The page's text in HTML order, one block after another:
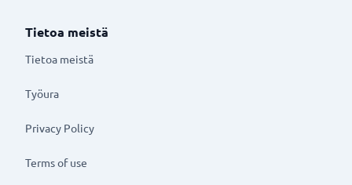
Tietoa meistä
Tietoa meistä
Työura
Privacy Policy
Terms of use